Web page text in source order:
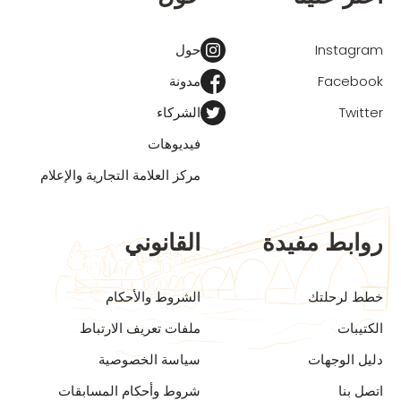
Instagram
Facebook
Twitter
حول
مدونة
الشركاء
فيديوهات
مركز العلامة التجارية والإعلام
روابط مفيدة
خطط لرحلتك
الكتيبات
دليل الوجهات
اتصل بنا
القانوني
الشروط والأحكام
ملفات تعريف الارتباط
سياسة الخصوصية
شروط وأحكام المسابقات